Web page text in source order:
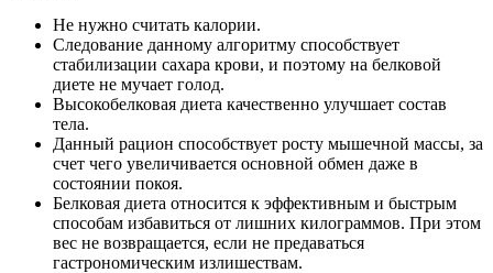
Не нужно считать калории.
Следование данному алгоритму способствует
стабилизации сахара крови, и поэтому на белковой
диете не мучает голод.
Высокобелковая диета качественно улучшает состав
тела.
Данный рацион способствует росту мышечной массы, за
счет чего увеличивается основной обмен даже в
состоянии покоя.
Белковая диета относится к эффективным и быстрым
способам избавиться от лишних килограммов. При этом
вес не возвращается, если не предаваться
гастрономическим излишествам.